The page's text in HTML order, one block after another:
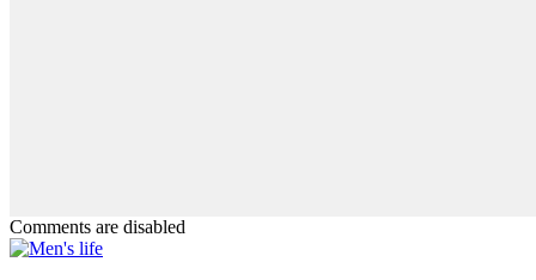
Comments are disabled